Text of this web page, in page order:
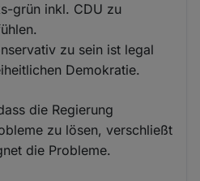
grün inkl. CDU zu
zu sein ist legal
Demokratie.
die Regierung
zu lösen, verschließt
die Probleme.